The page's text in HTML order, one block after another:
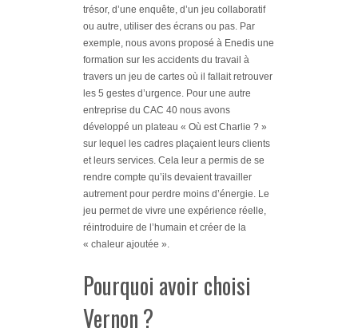
trésor, d’une enquête, d’un jeu collaboratif
ou autre, utiliser des écrans ou pas. Par
exemple, nous avons proposé à Enedis une
formation sur les accidents du travail à
travers un jeu de cartes où il fallait retrouver
les 5 gestes d’urgence. Pour une autre
entreprise du CAC 40 nous avons
développé un plateau « Où est Charlie ? »
sur lequel les cadres plaçaient leurs clients
et leurs services. Cela leur a permis de se
rendre compte qu’ils devaient travailler
autrement pour perdre moins d’énergie. Le
jeu permet de vivre une expérience réelle,
réintroduire de l’humain et créer de la
« chaleur ajoutée ».
Pourquoi avoir choisi
Vernon ?